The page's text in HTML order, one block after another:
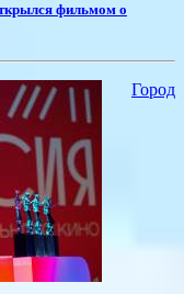
фильмом о
Город